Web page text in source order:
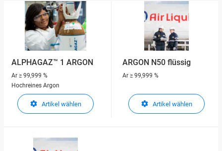
ALPHAGAZ™ 1 ARGON
Ar ≥ 99,999 %
Hochreines Argon
Artikel wählen
ARGON N50 flüssig
Ar ≥ 99,999 %
Artikel wählen